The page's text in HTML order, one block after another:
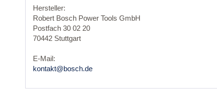
Hersteller:
Robert Bosch Power Tools GmbH
Postfach 30 02 20
70442 Stuttgart
E-Mail:
kontakt@bosch.de